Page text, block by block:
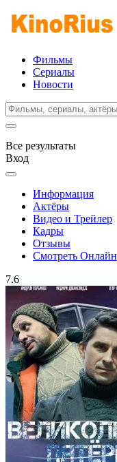
Фильмы
Сериалы
Новости
Все результаты
Вход
Информация
Актёры
Видео и Трейлер
Кадры
Отзывы
Смотреть Онлайн
7.6